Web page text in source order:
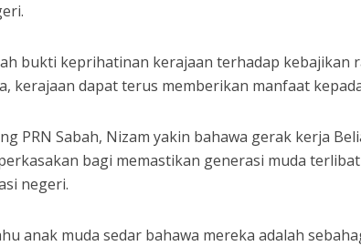
bukti keprihatinan kerajaan terhadap kebajikan
kerajaan dapat terus memberikan manfaat
PRN Sabah, Nizam yakin bahawa gerak kerja
bagi memastikan generasi muda
negeri.
anak muda sedar bahawa mereka adalah